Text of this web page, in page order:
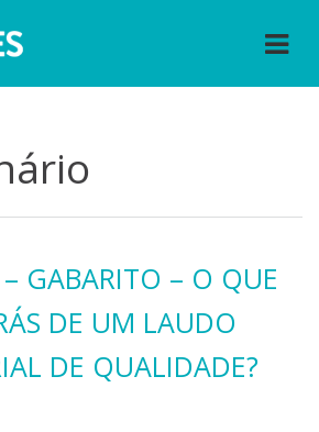
GABARITO – O QUE
DE UM LAUDO
DE QUALIDADE?